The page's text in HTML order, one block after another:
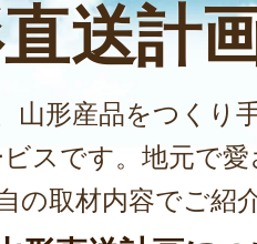
送計
山形産品をつくり
スです。地元で
の取材内容でご紹